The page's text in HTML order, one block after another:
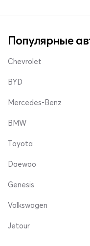
Популярные
Chevrolet
BYD
Mercedes-Benz
BMW
Toyota
Daewoo
Genesis
Volkswagen
Jetour